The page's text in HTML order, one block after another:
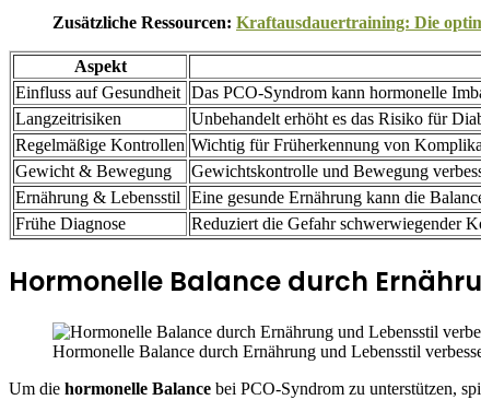
Zusätzliche Ressourcen: Kraftausdauertraining: Die
Aspekt
Einfluss auf Gesundheit Das PCO-Syndrom kann hormonelle
Langzeitrisiken
Unbehandelt erhöht es das Risiko für
Regelmäßige Kontrollen Wichtig für Früherkennung von
Gewicht & Bewegung
Gewichtskontrolle und Bewegung
Ernährung & Lebensstil
Eine gesunde Ernährung kann die
Frühe Diagnose
Reduziert die Gefahr schwerwiegender
Hormonelle Balance durch
Hormonelle Balance durch Ernährung und Lebensstil
Um die hormonelle Balance bei PCO-Syndrom zu unterstützen,